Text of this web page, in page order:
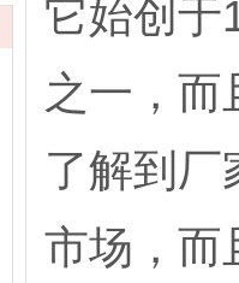
它始创于
之一，
了解到厂
市场，而